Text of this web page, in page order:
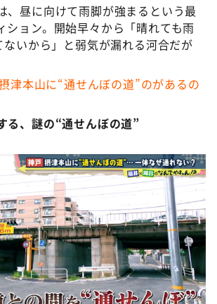
スポ
、昼に向けて雨脚が強まるという最
ション。開始早々から「晴れても雨
いから」と弱気が漏れる河合だが
津本山に“通せんぼの道”のがあるの
る、謎の“通せんぼの道”